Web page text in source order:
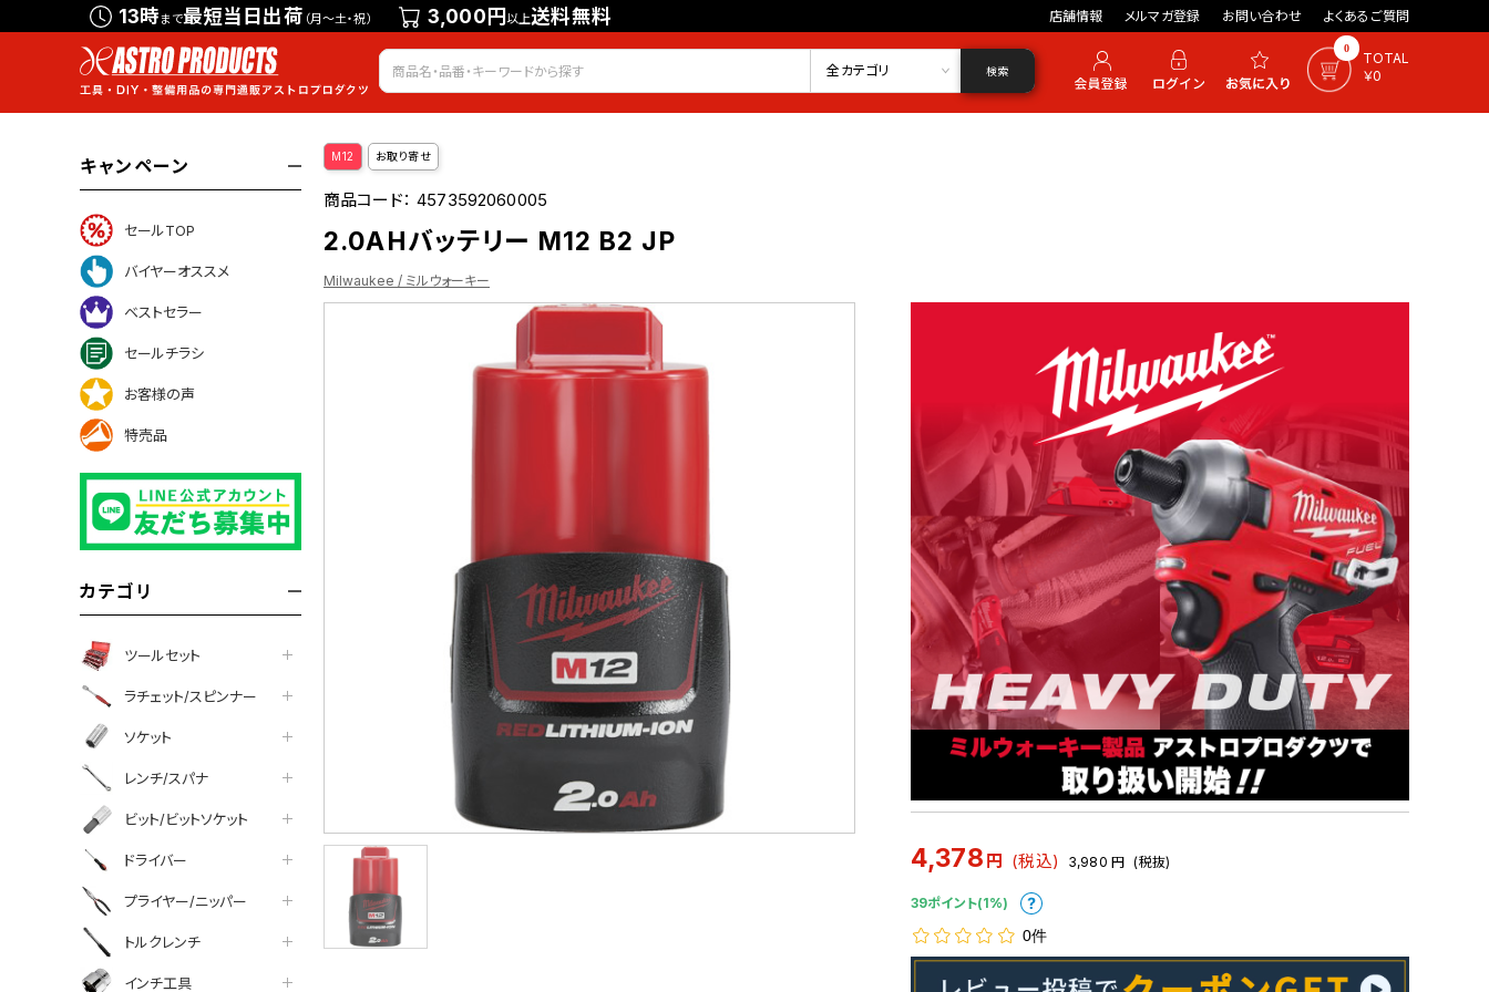
13時まで最短当日出荷 （月～土・祝） 3,000円以上送料無料 店舗情報 メルマガ登録 お問い合わせ よくあるご質問
会員登録 ログイン お気に入り 0
TOTAL
￥0
全カテゴリ 検索
キャンペーン
セールTOP
バイヤーオススメ
ベストセラー
セールチラシ
お客様の声
特売品
カテゴリ
ツールセット
ラチェット/スピンナー
ソケット
レンチ/スパナ
ビット/ビットソケット
ドライバー
プライヤー/ニッパー
トルクレンチ
インチ工具
M12 お取り寄せ
商品コード：4573592060005
2.0AHバッテリー M12 B2 JP
Milwaukee / ミルウォーキー
4,378 円 (税込) 3,980 円 (税抜)
39ポイント(1%)
0件